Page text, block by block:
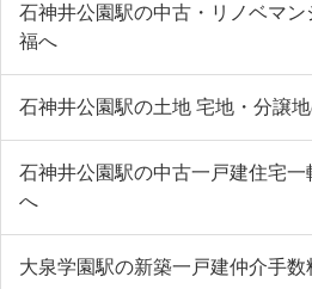
石神井公園駅の中古・リノベマ
福へ
石神井公園駅の土地 宅地・分譲
石神井公園駅の中古一戸建住宅
へ
大泉学園駅の新築一戸建仲介手